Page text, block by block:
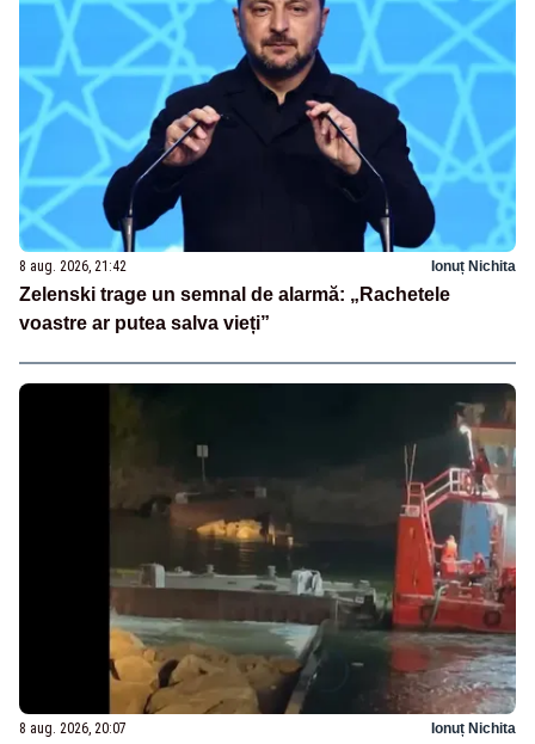
8 aug. 2026, 21:42 Ionuț Nichita
Zelenski trage un semnal de alarmă: „Rachetele
voastre ar putea salva vieți”
8 aug. 2026, 20:07 Ionuț Nichita